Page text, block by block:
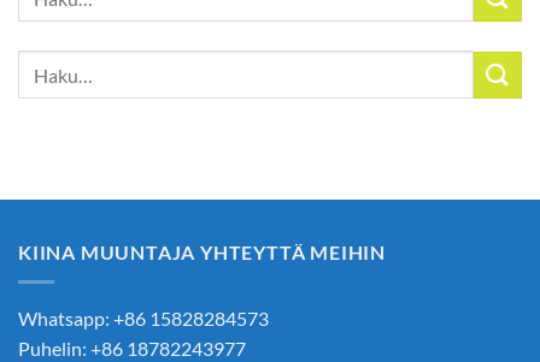
KIINA MUUNTAJA YHTEYTTÄ MEIHIN
Whatsapp: +86 15828284573
Puhelin: +86 18782243977